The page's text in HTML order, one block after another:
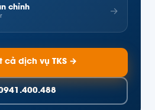
chỉnh →
cả dịch vụ TKS →